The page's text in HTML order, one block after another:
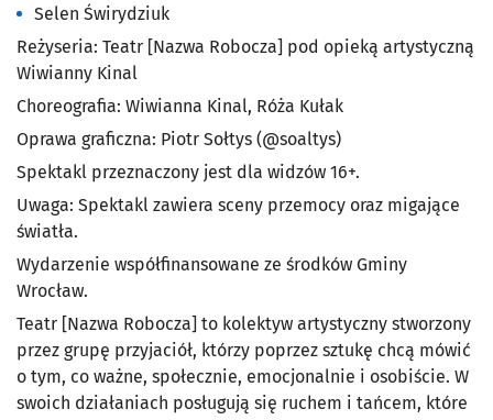
Selen Świrydziuk
Reżyseria: Teatr [Nazwa Robocza] pod opieką artystyczną
Wiwianny Kinal
Choreografia: Wiwianna Kinal, Róża Kułak
Oprawa graficzna: Piotr Sołtys (@soaltys)
Spektakl przeznaczony jest dla widzów 16+.
Uwaga: Spektakl zawiera sceny przemocy oraz migające
światła.
Wydarzenie współfinansowane ze środków Gminy
Wrocław.
Teatr [Nazwa Robocza] to kolektyw artystyczny stworzony
przez grupę przyjaciół, którzy poprzez sztukę chcą mówić
o tym, co ważne, społecznie, emocjonalnie i osobiście. W
swoich działaniach posługują się ruchem i tańcem, które